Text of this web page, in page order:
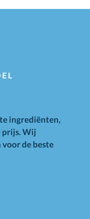
ingrediënten,
prijs. Wij
de beste